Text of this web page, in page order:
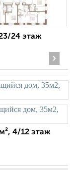
24 этаж
›
4/12 этаж